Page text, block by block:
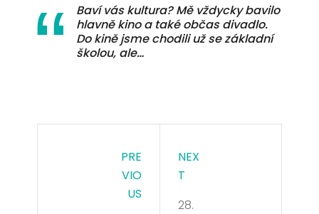
Baví vás kultura? Mě vždycky bavilo
hlavně kino a také občas divadlo.
Do kině jsme chodili už se základní
školou, ale…
PRE
VIO
US
NEX
T
28.